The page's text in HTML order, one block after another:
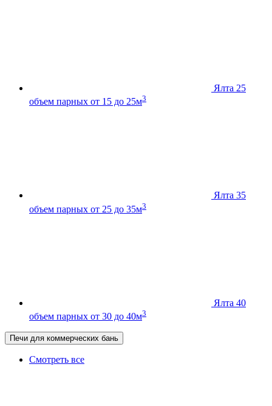
Ялта 25
объем парных от 15 до 25м3
Ялта 35
объем парных от 25 до 35м3
Ялта 40
объем парных от 30 до 40м3
Печи для коммерческих бань
Смотреть все